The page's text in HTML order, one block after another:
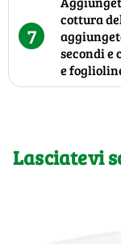
7
cottura
secondi e
e
Lasciatevi